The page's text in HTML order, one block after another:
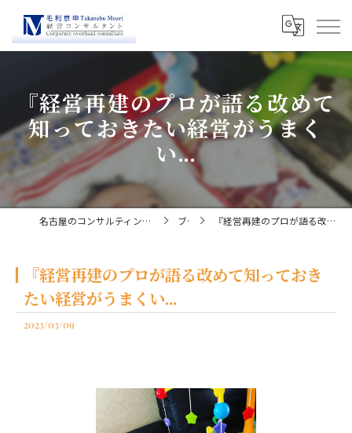
『経営再建のプロが語る改めて
知っておきたい経営がうまく
い...
名古屋のコンサルティングなら経営コンサルタント毛利京申 ブログ 『経営再建のプロが語る改めて知っておきたい経営がうまくい...
『経営再建のプロが語る改めて知っておき
たい経営がうまくい...
2023/03/09